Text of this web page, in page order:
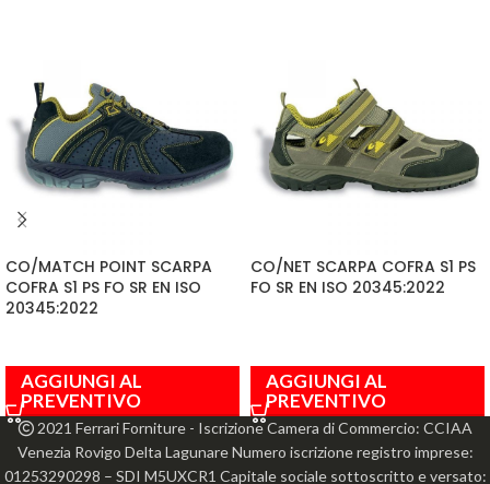
CO/MATCH POINT SCARPA
COFRA S1 PS FO SR EN ISO
20345:2022
AGGIUNGI AL
PREVENTIVO
CO/NET SCARPA COFRA S1 PS
FO SR EN ISO 20345:2022
AGGIUNGI AL
PREVENTIVO
2021 Ferrari Forniture - Iscrizione Camera di Commercio: CCIAA
Venezia Rovigo Delta Lagunare Numero iscrizione registro imprese:
01253290298 – SDI M5UXCR1 Capitale sociale sottoscritto e versato: